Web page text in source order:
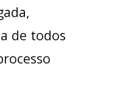
de todos